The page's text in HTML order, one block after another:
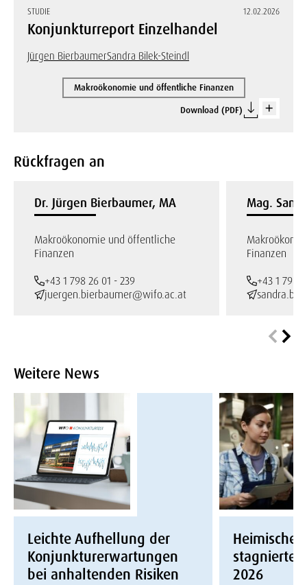
STUDIE 12.02.2026
Konjunkturreport Einzelhandel
Jürgen BierbaumerSandra Bilek-Steindl
Makroökonomie und öffentliche Finanzen
Download (PDF)
Rückfragen an
Dr. Jürgen Bierbaumer, MA
Makroökonomie und öffentliche
Finanzen
+43 1 798 26 01 - 239
juergen.bierbaumer@wifo.ac.at
Mag.
Finanzen
+43 1 798
Weitere News
Leichte Aufhellung der
Konjunkturerwartungen
bei anhaltenden Risiken
Heimische
stagnierte
2026